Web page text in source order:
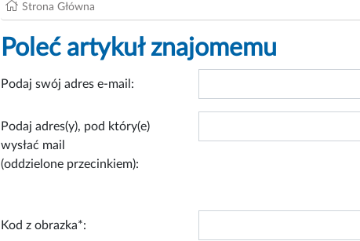
Strona Główna
Poleć artykuł znajomemu
Podaj swój adres e-mail:
Podaj adres(y), pod który(e)
wysłać mail
(oddzielone przecinkiem):
Kod z obrazka*: